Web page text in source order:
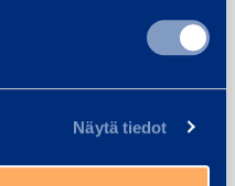
Näytä tiedot